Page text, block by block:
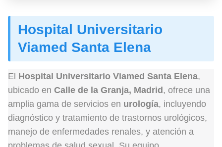
Hospital Universitario
Viamed Santa Elena
El Hospital Universitario Viamed Santa Elena,
ubicado en Calle de la Granja, Madrid , ofrece una
amplia gama de servicios en urología, incluyendo
diagnóstico y tratamiento de trastornos urológicos,
manejo de enfermedades renales, y atención a